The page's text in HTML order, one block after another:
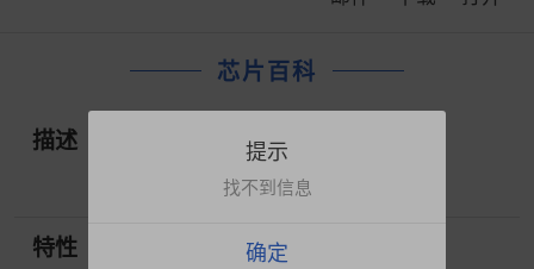
芯片百科
描述
特性
提示
找不到信息
确定